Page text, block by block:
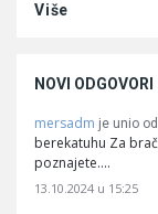
Više
NOVI ODGOVORI
mersadm je unio
berekatuhu Za
poznajete.…
13.10.2024 u 15:25